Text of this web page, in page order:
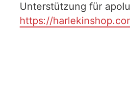
Unterstützung für
https://